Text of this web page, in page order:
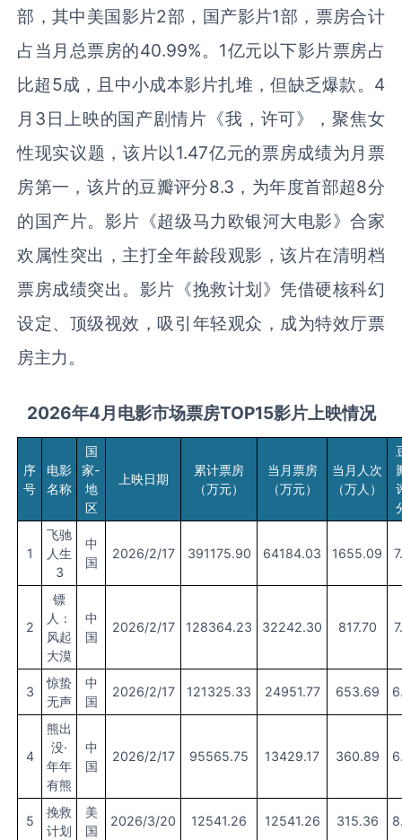
部，其中美国影片2部，国产影片1部，票房合计
占当月总票房的40.99%。1亿元以下影片票房占
比超5成，且中小成本影片扎堆，但缺乏爆款。4
月3日上映的国产剧情片《我，许可》，聚焦女
性现实议题，该片以1.47亿元的票房成绩为月票
房第一，该片的豆瓣评分8.3，为年度首部超8分
的国产片。影片《超级马力欧银河大电影》合家
欢属性突出，主打全年龄段观影，该片在清明档
票房成绩突出。影片《挽救计划》凭借硬核科幻
设定、顶级视效，吸引年轻观众，成为特效厅票
房主力。
2026年4月电影市场票房TOP15影片上映情况
序
号
电影
名称
国
家-
地
区
上映日期
累计票房
（万元）
当月票房
（万元）
当月人次
（万人）
1
飞驰
人生
3
中
国
2026/2/17 391175.90 64184.03 1655.09
2
镖
人：
风起
大漠
中
国
2026/2/17 128364.23 32242.30 817.70
3
惊蛰
无声
中
国
2026/2/17 121325.33 24951.77 653.69
4
熊出
没·
年年
有熊
中
国
2026/2/17 95565.75 13429.17 360.89
5
挽救
计划
美
国
2026/3/20 12541.26 12541.26 315.36